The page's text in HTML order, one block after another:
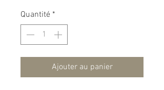
Quantité *
Ajouter au panier